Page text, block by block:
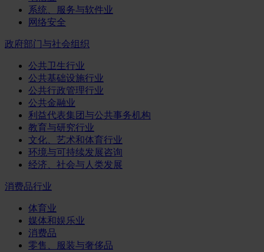
系统、服务与软件业
网络安全
政府部门与社会组织
公共卫生行业
公共基础设施行业
公共行政管理行业
公共金融业
利益代表集团与公共事务机构
教育与研究行业
文化、艺术和体育行业
环境与可持续发展咨询
经济、社会与人类发展
消费品行业
体育业
媒体和娱乐业
消费品
零售、服装与奢侈品